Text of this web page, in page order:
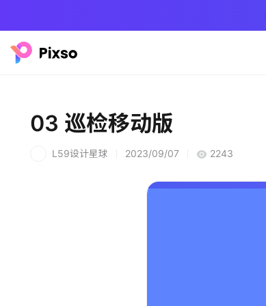
03 巡检移动版
L59设计星球 2023/09/07 2243